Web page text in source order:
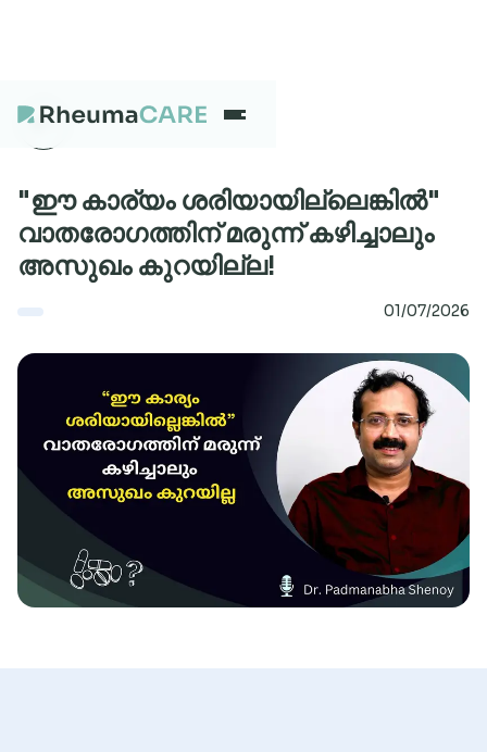
What we treat
Our Centres
Careers
About
Research
"ഈ കാര്യം ശരിയായില്ലെങ്കിൽ"
വാതരോഗത്തിന് മരുന്ന് കഴിച്ചാലും
അസുഖം കുറയില്ല!
01/07/2026